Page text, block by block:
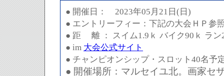
● 開催日： 2023年05月21日(日)
● エントリーフィー：下記の大会ＨＰ参
● 距 離 ： スイム1.9ｋ バイク90ｋ ラン
● im 大会公式サイト
● チャンピオンシップ・スロット40名予
● 開催場所：マルセイユ北。画家セ